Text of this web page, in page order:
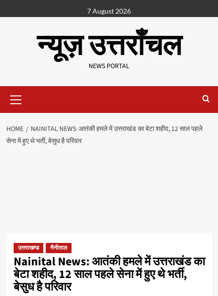
7 August 2026
न्यूज़ उत्तराँचल
NEWS PORTAL
HOME
NAINITAL NEWS: आतंकी हमले में उत्तराखंड का बेटा शहीद, 12 साल पहले
सेना में हुए थे भर्ती, बेसुध है परिवार
उत्तराखण्ड नैनीताल
Nainital News: आतंकी हमले में उत्तराखंड का
बेटा शहीद, 12 साल पहले सेना में हुए थे भर्ती,
बेसुध है परिवार